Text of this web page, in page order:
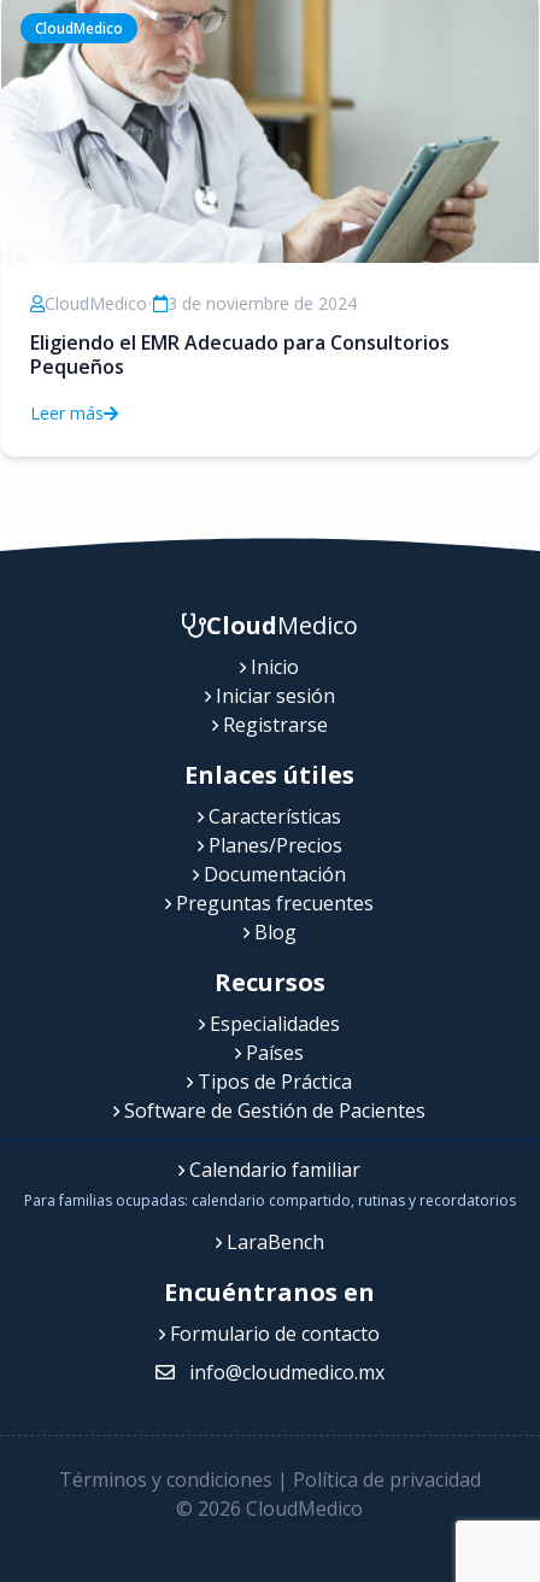
CloudMedico
CloudMedico• 3 de noviembre de 2024
Eligiendo el EMR Adecuado para Consultorios
Pequeños
Leer más
CloudMedico
Inicio
Iniciar sesión
Registrarse
Enlaces útiles
Características
Planes/Precios
Documentación
Preguntas frecuentes
Blog
Recursos
Especialidades
Países
Tipos de Práctica
Software de Gestión de Pacientes
Calendario familiar
Para familias ocupadas: calendario compartido, rutinas y recordatorios
LaraBench
Encuéntranos en
Formulario de contacto
info@cloudmedico.mx
Términos y condiciones | Política de privacidad
© 2026 CloudMedico